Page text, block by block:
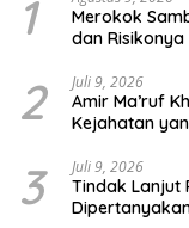
1
Merokok
dan
2 Juli 9, 2026
Amir Ma’ruf
Kejahatan
3 Juli 9, 2026
Tindak Lanjut